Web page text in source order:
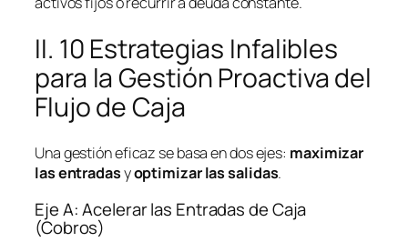
II. 10 Estrategias Infalibles
para la Gestión Proactiva del
Flujo de Caja
Una gestión eficaz se basa en dos ejes: maximizar
las entradasyoptimizar las salidas.
Eje A: Acelerar las Entradas de Caja
(Cobros)